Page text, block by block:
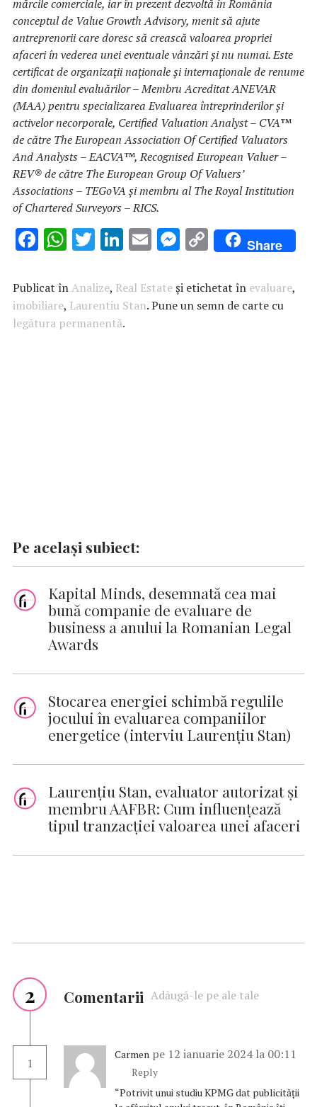
mărcile comerciale, iar în prezent dezvoltă în România
conceptul de Value Growth Advisory, menit să ajute
antreprenorii care doresc să crească valoarea propriei
afaceri în vederea unei eventuale vânzări şi nu numai. Este
certificat de organizaţii naţionale şi internaţionale de renume
din domeniul evaluărilor – Membru Acreditat ANEVAR
(MAA) pentru specializarea Evaluarea întreprinderilor şi
activelor necorporale, Certified Valuation Analyst – CVA™
de către The European Association Of Certified Valuators
And Analysts – EACVA™, Recognised European Valuer –
REV® de către The European Group Of Valuers’
Associations – TEGoVA şi membru al The Royal Institution
of Chartered Surveyors – RICS.
F
e
b
o
W
at
s
A
T
it
te
r
Li
k
e
dI
E
ai
l
M
se
n
C
o
p
y
Share
Publicat înAnalize, Real Estateși etichetat în evaluare,
imobiliare, Laurentiu Stan. Pune un semn de carte cu
legătura permanentă.
Pe același subiect:
Kapital Minds, desemnată cea mai
bună companie de evaluare de
business a anului la Romanian Legal
Awards
Stocarea energiei schimbă regulile
jocului în evaluarea companiilor
energetice (interviu Laurențiu Stan)
Laurențiu Stan, evaluator autorizat și
membru AAFBR: Cum influențează
tipul tranzacției valoarea unei afaceri
2 Comentarii Adăugă-le pe ale tale
1
Carmen pe 12 ianuarie 2024 la 00:11
Reply
“Potrivit unui studiu KPMG dat publicității